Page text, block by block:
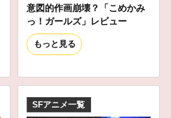
意図的作画崩壊？「こめかみ
っ！ガールズ」レビュー
もっと見る
SFアニメ一覧